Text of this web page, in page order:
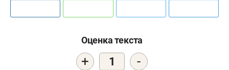
Оценка текста
+ 1 -